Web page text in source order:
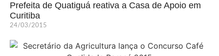
Prefeita de Quatiguá reativa a Casa de Apoio em
Curitiba
24/03/2015